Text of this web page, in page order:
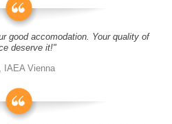
good accomodation. Your quality of
deserve it!"
IAEA Vienna